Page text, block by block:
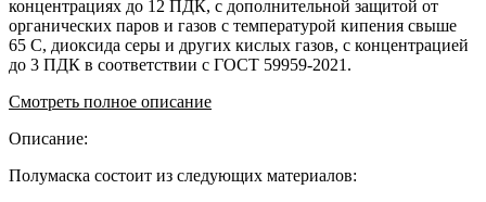
концентрациях до 12 ПДК, с дополнительной защитой от
органических паров и газов с температурой кипения свыше
65 С, диоксида серы и других кислых газов, с концентрацией
до 3 ПДК в соответствии с ГОСТ 59959-2021.
Смотреть полное описание
Описание:
Полумаска состоит из следующих материалов: